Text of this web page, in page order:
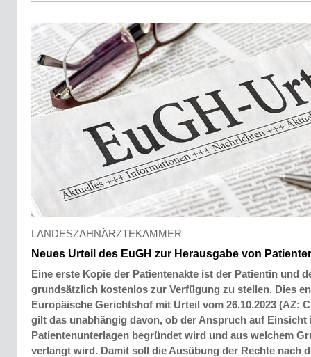
LANDESZAHNÄRZTEKAMMER
Neues Urteil des EuGH zur Herausgabe von
Eine erste Kopie der Patientenakte ist der Patientin und
grundsätzlich kostenlos zur Verfügung zu stellen. Dies
Europäische Gerichtshof mit Urteil vom 26.10.2023 (AZ:
gilt das unabhängig davon, ob der Anspruch auf Einsicht
Patientenunterlagen begründet wird und aus welchem
verlangt wird. Damit soll die Ausübung der Rechte nach